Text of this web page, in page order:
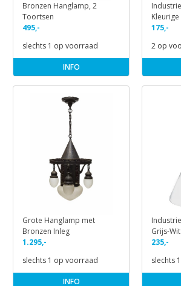
Bronzen Hanglamp, 2
Toortsen
495,-
slechts 1 op voorraad
INFO
Kleurige
175,-
2 op
Grote Hanglamp met
Bronzen Inleg
1.295,-
slechts 1 op voorraad
INFO
Grijs-Wit
235,-
slechts